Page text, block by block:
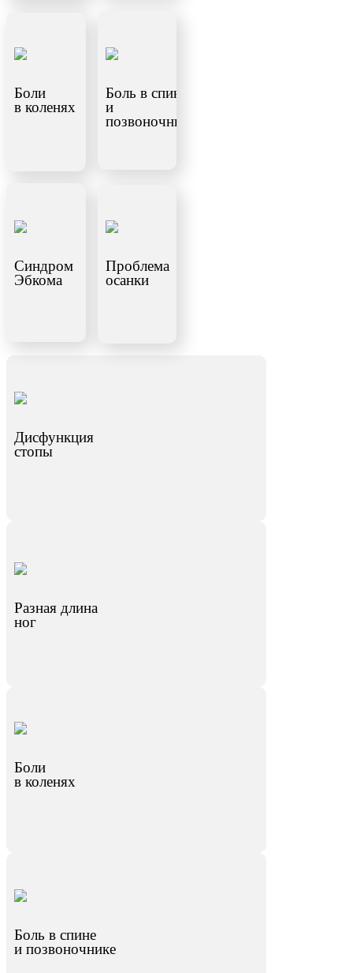
Боли
в коленях
Боль в спине
и
позвоночнике
Синдром
Эбкома
Проблема
осанки
Дисфункция
стопы
Разная длина
ног
Боли
в коленях
Боль в спине
и позвоночнике